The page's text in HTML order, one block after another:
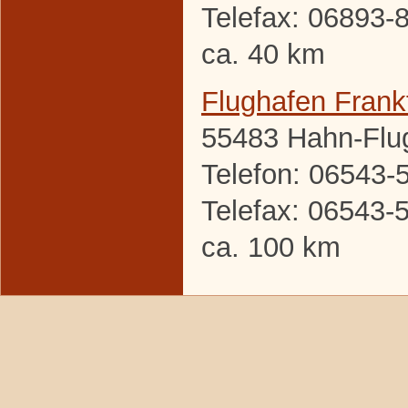
Telefax: 06893-
ca. 40 km
Flughafen
55483 Hahn-
Telefon: 06543-
Telefax: 06543-
ca. 100 km